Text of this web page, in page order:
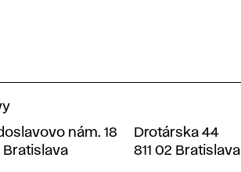
nám. 18
Bratislava
Drotárska 44
811 02 Bratislava